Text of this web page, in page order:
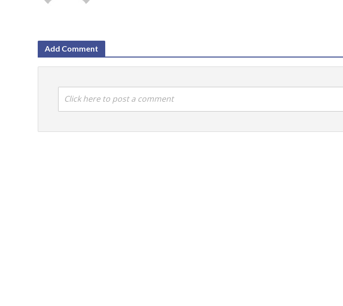
Add Comment
Click here to post a comment